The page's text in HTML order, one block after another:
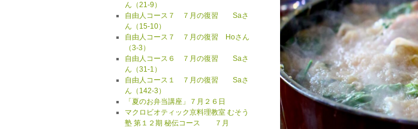
ん（21-9）
自由人コース７ ７月の復習 Saさ
ん（15-10）
自由人コース７ ７月の復習 Hoさん
（3-3）
自由人コース６ ７月の復習 Saさ
ん（31-1）
自由人コース１ ７月の復習 Saさ
ん（142-3）
「夏のお弁当講座」７月２６日
マクロビオティック京料理教室 むそう
塾 第１２期 秘伝コース ７月